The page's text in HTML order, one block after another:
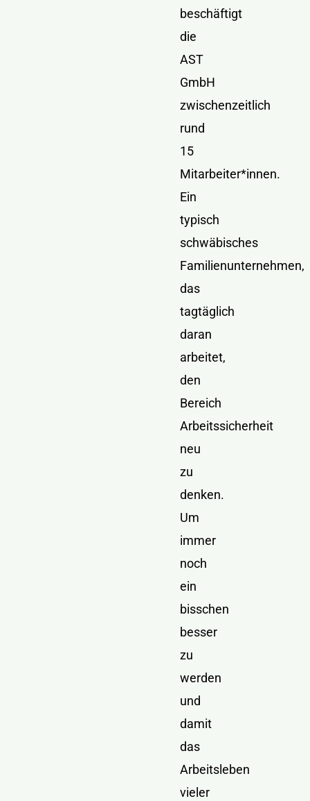
beschäftigt
die
AST
GmbH
zwischenzeitlich
rund
15
Mitarbeiter*innen.
Ein
typisch
schwäbisches
Familienunternehmen,
das
tagtäglich
daran
arbeitet,
den
Bereich
Arbeitssicherheit
neu
zu
denken.
Um
immer
noch
ein
bisschen
besser
zu
werden
und
damit
das
Arbeitsleben
vieler